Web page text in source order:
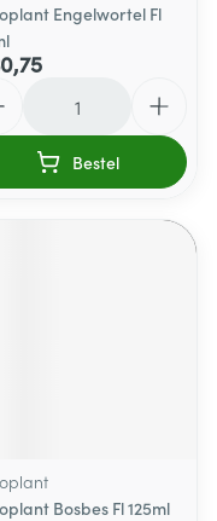
Engelwortel Fl
Bestel
Bosbes Fl 125ml